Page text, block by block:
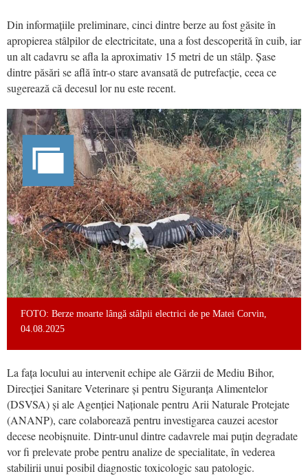
Din informațiile preliminare, cinci dintre berze au fost găsite în
apropierea stâlpilor de electricitate, una a fost descoperită în cuib, iar
un alt cadavru se afla la aproximativ 15 metri de un stâlp. Șase
dintre păsări se află într-o stare avansată de putrefacție, ceea ce
sugerează că decesul lor nu este recent.
FOTO: Berze moarte lângă stâlpii electrici de pe Matei Corvin,
04.08.2025
La fața locului au intervenit echipe ale Gărzii de Mediu Bihor,
Direcției Sanitare Veterinare și pentru Siguranța Alimentelor
(DSVSA) și ale Agenției Naționale pentru Arii Naturale Protejate
(ANANP), care colaborează pentru investigarea cauzei acestor
decese neobișnuite. Dintr-unul dintre cadavrele mai puțin degradate
vor fi prelevate probe pentru analize de specialitate, în vederea
stabilirii unui posibil diagnostic toxicologic sau patologic.